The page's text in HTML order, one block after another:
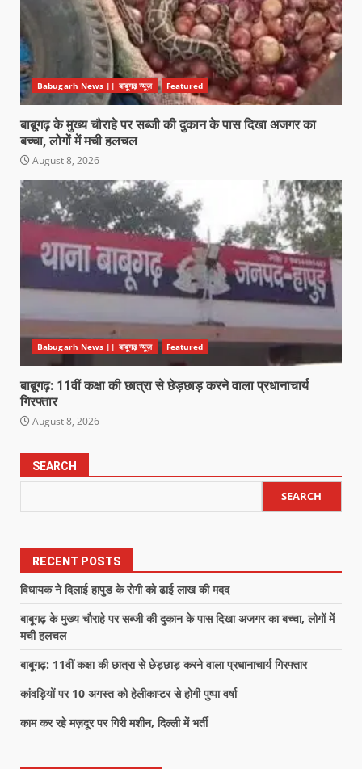
Babugarh News || बाबूगढ़ न्यूज़ Featured
बाबूगढ़ के मुख्य चौराहे पर सब्जी की दुकान के पास दिखा अजगर का
बच्चा, लोगों में मची हलचल
August 8, 2026
Babugarh News || बाबूगढ़ न्यूज़ Featured
बाबूगढ़: 11वीं कक्षा की छात्रा से छेड़छाड़ करने वाला प्रधानाचार्य
गिरफ्तार
August 8, 2026
SEARCH
SEARCH
RECENT POSTS
विधायक ने दिलाई हापुड के रोगी को ढाई लाख की मदद
बाबूगढ़ के मुख्य चौराहे पर सब्जी की दुकान के पास दिखा अजगर का बच्चा, लोगों में
मची हलचल
बाबूगढ़: 11वीं कक्षा की छात्रा से छेड़छाड़ करने वाला प्रधानाचार्य गिरफ्तार
कांवड़ियों पर 10 अगस्त को हेलीकाप्टर से होगी पुष्पा वर्षा
काम कर रहे मज़दूर पर गिरी मशीन, दिल्ली में भर्ती